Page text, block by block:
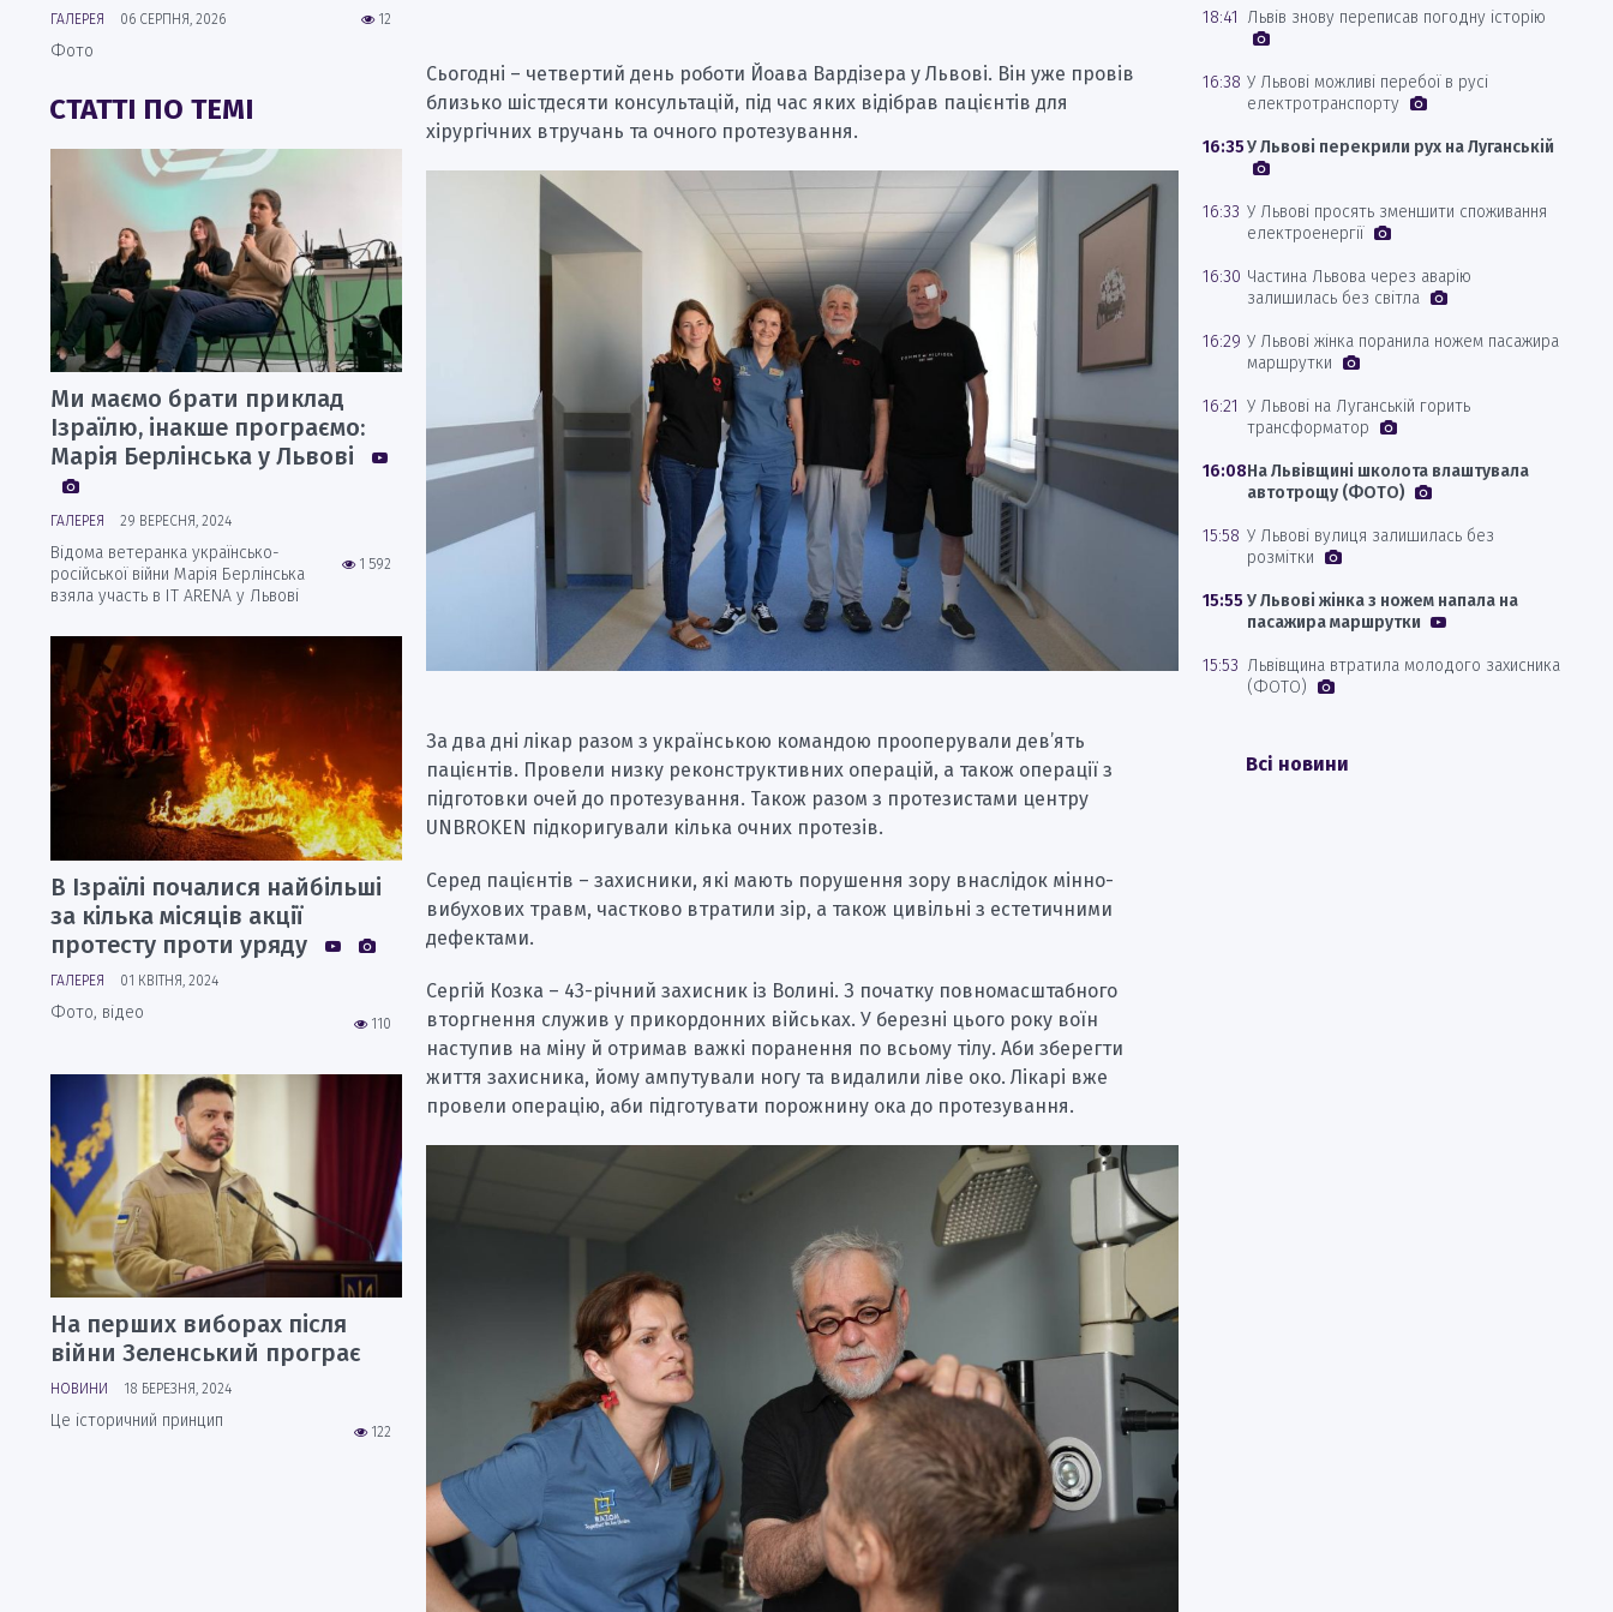
Сьогодні – четвертий день роботи Йоава Вардізера у Львові. Він уже провів
близько шістдесяти консультацій, під час яких відібрав пацієнтів для
хірургічних втручань та очного протезування.
За два дні лікар разом з українською командою прооперували дев’ять
пацієнтів. Провели низку реконструктивних операцій, а також операції з
підготовки очей до протезування. Також разом з протезистами центру
UNBROKEN підкоригували кілька очних протезів.
Серед пацієнтів – захисники, які мають порушення зору внаслідок мінно-
вибухових травм, частково втратили зір, а також цивільні з естетичними
дефектами.
Сергій Козка – 43-річний захисник із Волині. З початку повномасштабного
вторгнення служив у прикордонних військах. У березні цього року воїн
наступив на міну й отримав важкі поранення по всьому тілу. Аби зберегти
життя захисника, йому ампутували ногу та видалили ліве око. Лікарі вже
провели операцію, аби підготувати порожнину ока до протезування.
12
ГАЛЕРЕЯ 06 СЕРПНЯ, 2026
Фото
СТАТТІ ПО ТЕМІ
Ми маємо брати приклад
Ізраїлю, інакше програємо:
Марія Берлінська у Львові
ГАЛЕРЕЯ 29 ВЕРЕСНЯ, 2024
1 592
Відома ветеранка українсько-
російської війни Марія Берлінська
взяла участь в IT ARENA у Львові
В Ізраїлі почалися найбільші
за кілька місяців акції
протесту проти уряду
ГАЛЕРЕЯ 01 КВІТНЯ, 2024
110
Фото, відео
На перших виборах після
війни Зеленський програє
НОВИНИ 18 БЕРЕЗНЯ, 2024
122
Це історичний принцип
18:41 Львів знову переписав погодну історію
16:38 У Львові можливі перебої в русі
електротранспорту
16:35У Львові перекрили рух на Луганській
16:33 У Львові просять зменшити споживання
електроенергії
16:30 Частина Львова через аварію
залишилась без світла
16:29 У Львові жінка поранила ножем пасажира
маршрутки
16:21 У Львові на Луганській горить
трансформатор
16:08На Львівщині школота влаштувала
автотрощу (ФОТО)
15:58 У Львові вулиця залишилась без
розмітки
15:55 У Львові жінка з ножем напала на
пасажира маршрутки
15:53 Львівщина втратила молодого захисника
(ФОТО)
Всі новини